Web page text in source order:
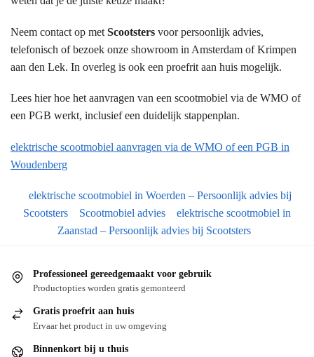
Neem contact op met Scootsters voor persoonlijk advies,
telefonisch of bezoek onze showroom in Amsterdam of Krimpen
aan den Lek. In overleg is ook een proefrit aan huis mogelijk.
Lees hier hoe het aanvragen van een scootmobiel via de WMO of
een PGB werkt, inclusief een duidelijk stappenplan.
elektrische scootmobiel aanvragen via de WMO of een PGB in
Woudenberg
elektrische scootmobiel in Woerden – Persoonlijk advies bij
Scootsters
Scootmobiel advies
elektrische scootmobiel in
Zaanstad – Persoonlijk advies bij Scootsters
Professioneel gereedgemaakt voor gebruik
Productopties worden gratis gemonteerd
Gratis proefrit aan huis
Ervaar het product in uw omgeving
Binnenkort bij u thuis